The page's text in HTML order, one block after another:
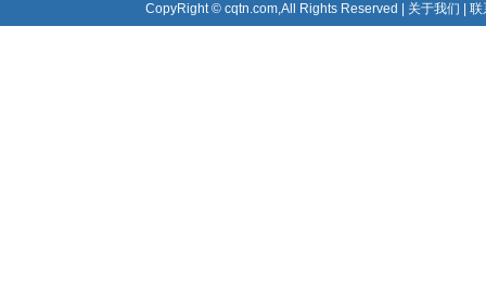
CopyRight © cqtn.com,All Rights Reserved | 关于我们 |联